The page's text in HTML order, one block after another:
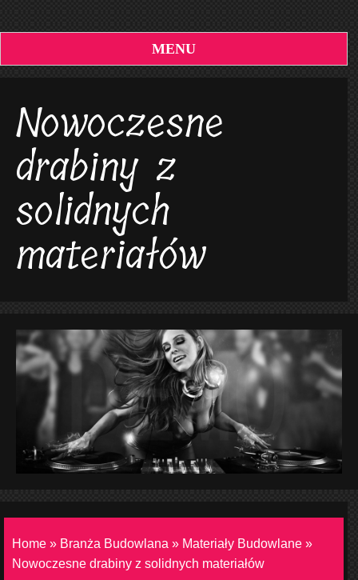
MENU
Nowoczesne
drabiny z
solidnych
materiałów
Home » Branża Budowlana » Materiały Budowlane »
Nowoczesne drabiny z solidnych materiałów